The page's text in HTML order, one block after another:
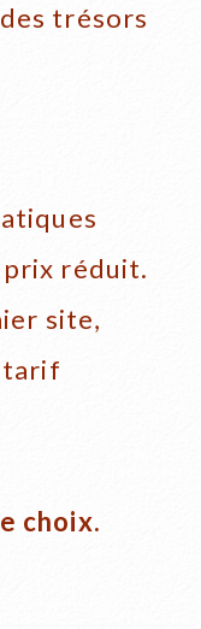
trésors
réduit.
site,
tarif
choix.